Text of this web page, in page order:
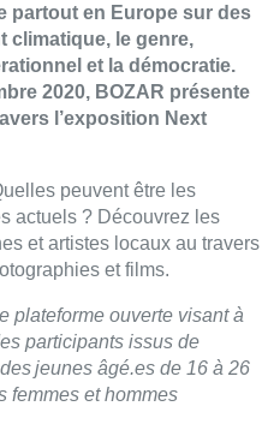
partout en Europe sur des
climatique, le genre,
et la démocratie.
2020, BOZAR présente
l’exposition Next
peuvent être les
actuels ? Découvrez les
et artistes locaux au travers
et films.
plateforme ouverte visant à
participants issus de
jeunes âgé.es de 16 à 26
femmes et hommes